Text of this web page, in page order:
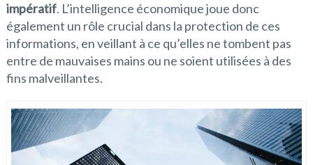
impératif. L’intelligence économique joue donc
également un rôle crucial dans la protection de ces
informations, en veillant à ce qu’elles ne tombent pas
entre de mauvaises mains ou ne soient utilisées à des
fins malveillantes.